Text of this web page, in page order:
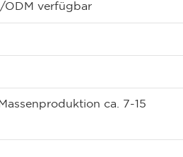
ODM verfügbar
ca. 7-15